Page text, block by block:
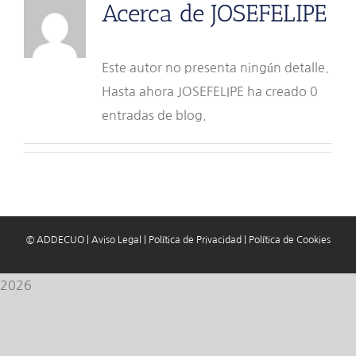
Acerca de JOSEFELIPE
Este autor no presenta ningún detalle.
Hasta ahora JOSEFELIPE ha creado 0
entradas de blog.
© ADDECUO Aviso Legal Política de Privacidad Política de Cookies
2026